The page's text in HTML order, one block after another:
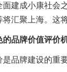
面建成小康社会
将汇聚上海。这
品牌价值评价
是品牌建设的重